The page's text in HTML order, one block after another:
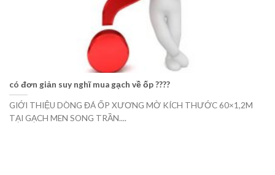
có đơn giản suy nghĩ mua gạch về ốp ????
GIỚI THIỆU DÒNG ĐÁ ỐP XƯƠNG MỜ KÍCH THƯỚC 60×1,2M
TẠI GẠCH MEN SONG TRẦN....